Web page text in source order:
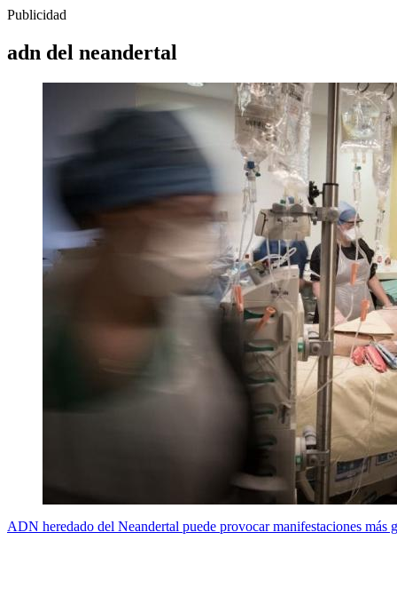
Publicidad
adn del neandertal
ADN heredado del Neandertal puede provocar manifestaciones más